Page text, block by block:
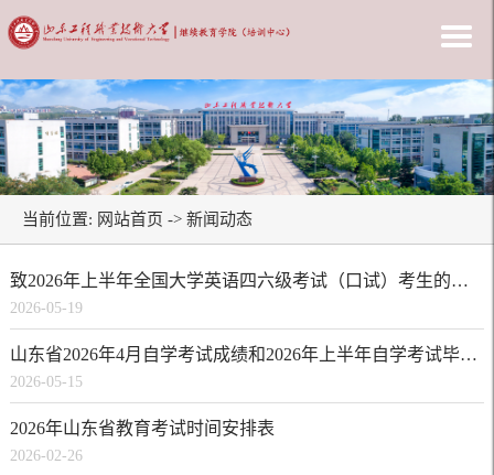
当前位置: 网站首页 -> 新闻动态
致2026年上半年全国大学英语四六级考试（口试）考生的一封信
2026-05-19
山东省2026年4月自学考试成绩和2026年上半年自学考试毕业及实践环节考核成绩发布公告
2026-05-15
2026年山东省教育考试时间安排表
2026-02-26